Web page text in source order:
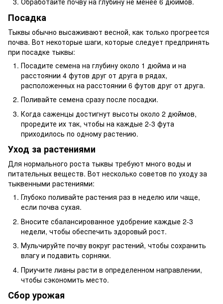
Посадка
Тыквы обычно высаживают весной, как только прогреется
почва. Вот некоторые шаги, которые следует предпринять
при посадке тыквы:
Посадите семена на глубину около 1 дюйма и на
расстоянии 4 футов друг от друга в рядах,
расположенных на расстоянии 6 футов друг от друга.
Поливайте семена сразу после посадки.
Когда саженцы достигнут высоты около 2 дюймов,
проредите их так, чтобы на каждые 2-3 фута
приходилось по одному растению.
Уход за растениями
Для нормального роста тыквы требуют много воды и
питательных веществ. Вот несколько советов по уходу за
тыквенными растениями:
Глубоко поливайте растения раз в неделю или чаще,
если почва сухая.
Вносите сбалансированное удобрение каждые 2-3
недели, чтобы обеспечить здоровый рост.
Мульчируйте почву вокруг растений, чтобы сохранить
влагу и подавить сорняки.
Приучите лианы расти в определенном направлении,
чтобы сэкономить место.
Сбор урожая